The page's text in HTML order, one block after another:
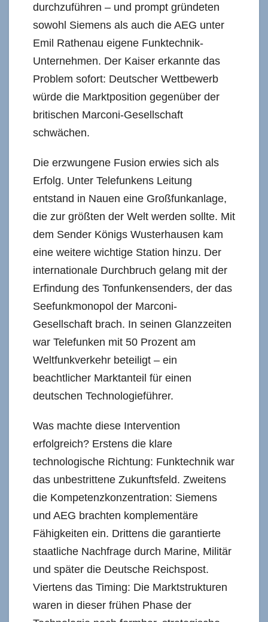
durchzuführen – und prompt gründeten
sowohl Siemens als auch die AEG unter
Emil Rathenau eigene Funktechnik-
Unternehmen. Der Kaiser erkannte das
Problem sofort: Deutscher Wettbewerb
würde die Marktposition gegenüber der
britischen Marconi-Gesellschaft
schwächen.
Die erzwungene Fusion erwies sich als
Erfolg. Unter Telefunkens Leitung
entstand in Nauen eine Großfunkanlage,
die zur größten der Welt werden sollte. Mit
dem Sender Königs Wusterhausen kam
eine weitere wichtige Station hinzu. Der
internationale Durchbruch gelang mit der
Erfindung des Tonfunkensenders, der das
Seefunkmonopol der Marconi-
Gesellschaft brach. In seinen Glanzzeiten
war Telefunken mit 50 Prozent am
Weltfunkverkehr beteiligt – ein
beachtlicher Marktanteil für einen
deutschen Technologieführer.
Was machte diese Intervention
erfolgreich? Erstens die klare
technologische Richtung: Funktechnik war
das unbestrittene Zukunftsfeld. Zweitens
die Kompetenzkonzentration: Siemens
und AEG brachten komplementäre
Fähigkeiten ein. Drittens die garantierte
staatliche Nachfrage durch Marine, Militär
und später die Deutsche Reichspost.
Viertens das Timing: Die Marktstrukturen
waren in dieser frühen Phase der